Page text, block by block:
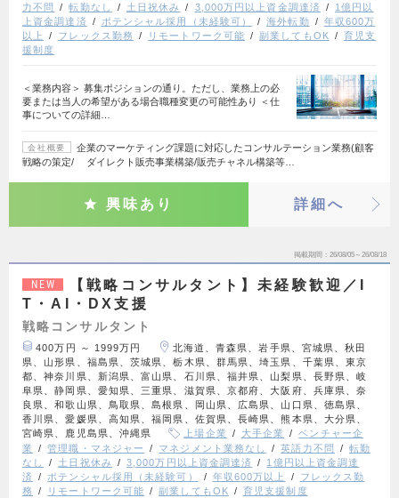
力不問
転勤なし 土日祝休み 3,000万円以上資金調達済
1億円以
上資金調達済
ポテンシャル採用（未経験可） 海外転勤
年収600万
以上
フレックス勤務 リモートワーク可能 副業してもOK
育児支
援制度
＜業務内容＞ 募集ポジションの通り。ただし、業務上の必
要または当人の希望がある場合職種変更の可能性あり ＜仕
事についての詳細…
会社概要
企業のマーケティング課題に対応したコンサルテーション業務(顧客
戦略の策定/ ダイレクト販売事業構築/販売チャネル構築等…
興味あり 詳細へ
掲載期間 26/08/05～26/08/18
NEW
【戦略コンサルタント】未経験歓迎／I
T・AI・DX支援
戦略コンサルタント
400万円 ～ 1999万円
北海道、青森県、岩手県、宮城県、秋田
県、山形県、福島県、茨城県、栃木県、群馬県、埼玉県、千葉県、東京
都、神奈川県、新潟県、富山県、石川県、福井県、山梨県、長野県、岐
阜県、静岡県、愛知県、三重県、滋賀県、京都府、大阪府、兵庫県、奈
良県、和歌山県、鳥取県、島根県、岡山県、広島県、山口県、徳島県、
香川県、愛媛県、高知県、福岡県、佐賀県、長崎県、熊本県、大分県、
宮崎県、鹿児島県、沖縄県
上場企業 大手企業
ベンチャー企
業
管理職・マネジャー マネジメント業務なし 英語力不問
転勤
なし
土日祝休み 3,000万円以上資金調達済
1億円以上資金調達
済
ポテンシャル採用（未経験可） 年収600万以上
フレックス勤
務
リモートワーク可能 副業してもOK 育児支援制度